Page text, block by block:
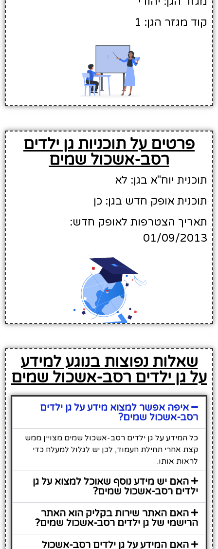
קוד מגזר הגן: 1
פרטים על תוכניות גן ילדים
רסב-אשכול שמים
תוכנית יוח"א בגן: לא
תוכנית אופק חדש בגן: כן
תאריך הצטרפות לאופק חדש:
01/09/2013
שאלות נפוצות בנוגע למידע
על גן ילדים רסב-אשכול שמים
איפה אפשר למצוא מידע על גן ילדים
רסב-אשכול שמים?
כל המידע על גן ילדים רסב-אשכול שמים מצויין ממש
קצת אחרי תחילת העמוד, לכן יש לגלול למעלה כדי
לראות אותו.
האם יש מידע נוסף שאוכל למצוא על גן
ילדים רסב-אשכול שמים?
האם האתר שירות בקליק הוא האתר
הרישמי של גן ילדים רסב-אשכול שמים?
האם המידע על גן ילדים רסב-אשכול